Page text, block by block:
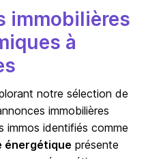
immobilières
à
notre sélection de
immobilières
immos identifiés comme
énergétique présente